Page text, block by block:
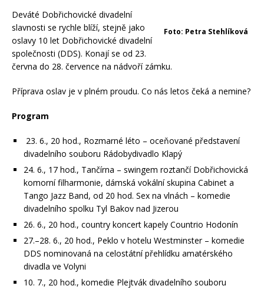
Foto: Petra Stehlíková
Deváté Dobřichovické divadelní
slavnosti se rychle blíží, stejně jako
oslavy 10 let Dobřichovické divadelní
společnosti (DDS). Konají se od 23.
června do 28. července na nádvoří zámku.
Příprava oslav je v plném proudu. Co nás letos čeká a nemine?
Program
23. 6., 20 hod., Rozmarné léto – oceňované představení
divadelního souboru Rádobydivadlo Klapý
24. 6., 17 hod., Tančírna – swingem roztančí Dobřichovická
komorní filharmonie, dámská vokální skupina Cabinet a
Tango Jazz Band, od 20 hod. Sex na vlnách – komedie
divadelního spolku Tyl Bakov nad Jizerou
26. 6., 20 hod., country koncert kapely Countrio Hodonín
27.–28. 6., 20 hod., Peklo v hotelu Westminster – komedie
DDS nominovaná na celostátní přehlídku amatérského
divadla ve Volyni
10. 7., 20 hod., komedie Plejtvák divadelního souboru